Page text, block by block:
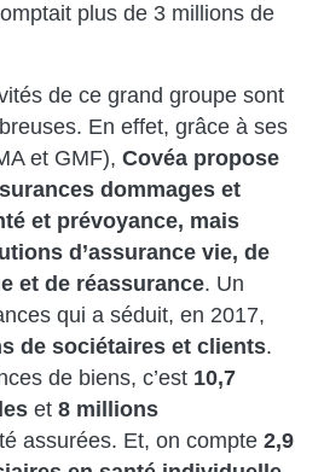
plus de 3 millions de
de ce grand groupe sont
En effet, grâce à ses
et GMF), Covéa propose
dommages et
et prévoyance, mais
d’assurance vie, de
et de réassurance. Un
qui a séduit, en 2017,
de sociétaires et clients.
de biens, c’est 10,7
et 8 millions
assurées. Et, on compte 2,9